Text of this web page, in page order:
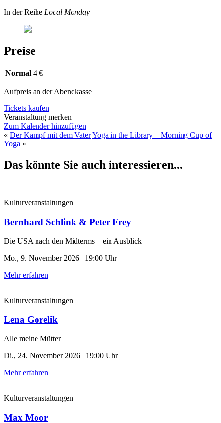
In der Reihe Local Monday
Preise
Normal 4 €
Aufpreis an der Abendkasse
Tickets kaufen
Veranstaltung merken
Zum Kalender hinzufügen
« Der Kampf mit dem VaterYoga in the Library – Morning Cup of
Yoga »
Das könnte Sie auch interessieren...
Kulturveranstaltungen
Bernhard Schlink & Peter Frey
Die USA nach den Midterms – ein Ausblick
Mo., 9. November 2026 | 19:00 Uhr
Mehr erfahren
Kulturveranstaltungen
Lena Gorelik
Alle meine Mütter
Di., 24. November 2026 | 19:00 Uhr
Mehr erfahren
Kulturveranstaltungen
Max Moor